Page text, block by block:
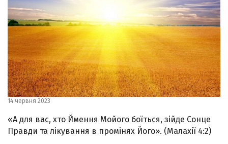
14 червня 2023
«А для вас, хто Ймення Мойого боїться, зійде Сонце
Правди та лікування в промінях Його». (Малахії 4:2)